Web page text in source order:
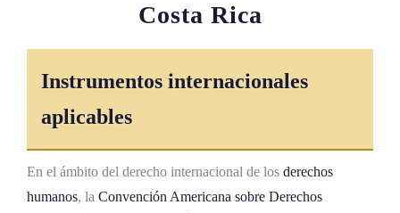
Costa Rica
Instrumentos internacionales
aplicables
En el ámbito del derecho internacional de los derechos
humanos, la Convención Americana sobre Derechos